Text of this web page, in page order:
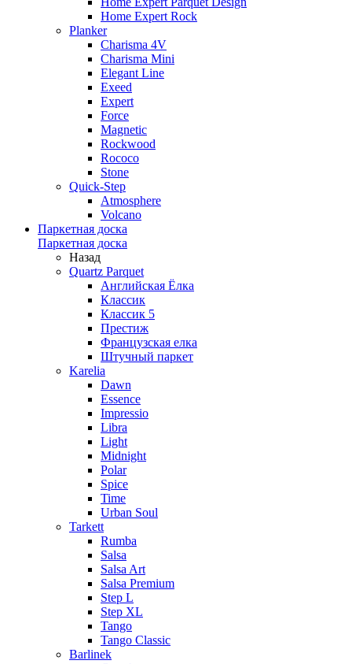
Home Expert Rock
Planker
Charisma 4V
Charisma Mini
Elegant Line
Exeed
Expert
Force
Magnetic
Rockwood
Rococo
Stone
Quick-Step
Atmosphere
Volcano
Паркетная доска
Паркетная доска
Назад
Quartz Parquet
Английская Ёлка
Классик
Классик 5
Престиж
Французская елка
Штучный паркет
Karelia
Dawn
Essence
Impressio
Libra
Light
Midnight
Polar
Spice
Time
Urban Soul
Tarkett
Rumba
Salsa
Salsa Art
Salsa Premium
Step L
Step XL
Tango
Tango Classic
Barlinek